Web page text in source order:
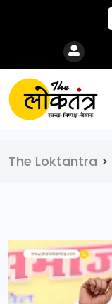
The Loktantra >